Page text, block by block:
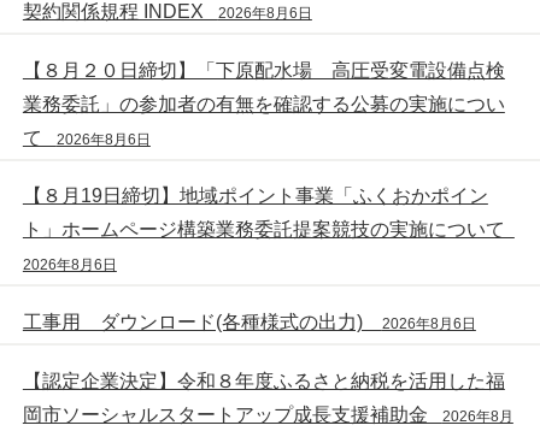
契約関係規程 INDEX 2026年8月6日
【８月２０日締切】「下原配水場 高圧受変電設備点検
業務委託」の参加者の有無を確認する公募の実施につい
て
2026年8月6日
【８月19日締切】地域ポイント事業「ふくおかポイン
ト」ホームページ構築業務委託提案競技の実施について
2026年8月6日
工事用 ダウンロード(各種様式の出力) 2026年8月6日
【認定企業決定】令和８年度ふるさと納税を活用した福
岡市ソーシャルスタートアップ成長支援補助金
2026年8月